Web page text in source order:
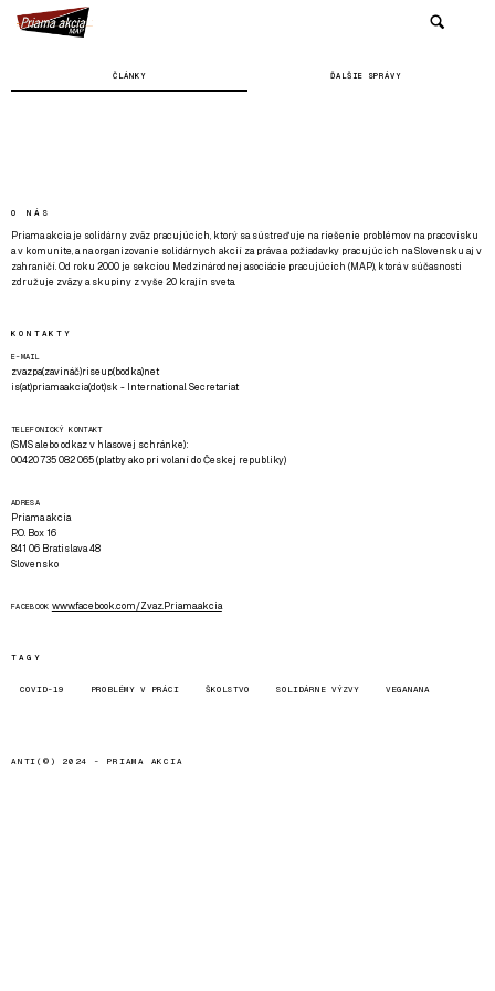
ČLÁNKY ĎALŠIE SPRÁVY
O NÁS
Priama akcia je solidárny zväz pracujúcich, ktorý sa sústreďuje na riešenie problémov na pracovisku
a v komunite, a na organizovanie solidárnych akcií za práva a požiadavky pracujúcich na Slovensku aj v
zahraničí. Od roku 2000 je sekciou Medzinárodnej asociácie pracujúcich (MAP), ktorá v súčasnosti
združuje zväzy a skupiny z vyše 20 krajín sveta.
KONTAKTY
E-MAIL
zvazpa(zavináč)riseup(bodka)net
is(at)priamaakcia(dot)sk - International Secretariat
TELEFONICKÝ KONTAKT
(SMS alebo odkaz v hlasovej schránke):
00420 735 082 065 (platby ako pri volaní do Českej republiky)
ADRESA
Priama akcia
P.O. Box 16
841 06 Bratislava 48
Slovensko
FACEBOOK www.facebook.com/Zvaz.Priama.akcia
TAGY
COVID-19 PROBLÉMY V PRÁCI ŠKOLSTVO SOLIDÁRNE VÝZVY VEGANANA
ANTI(©) 2024 - PRIAMA AKCIA